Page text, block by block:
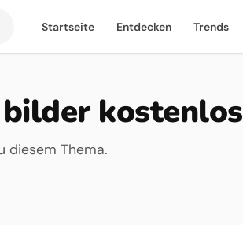
Startseite Entdecken Trends
kostenlos
diesem Thema.